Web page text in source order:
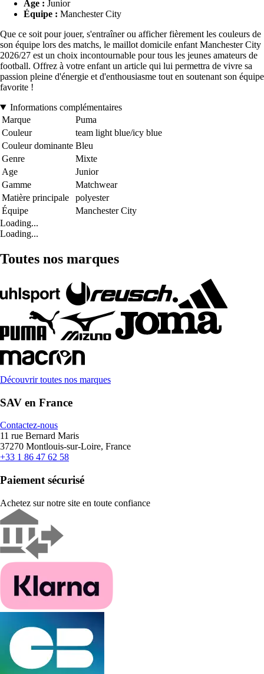
Âge : Junior
Équipe : Manchester City
Que ce soit pour jouer, s'entraîner ou afficher fièrement les couleurs de
son équipe lors des matchs, le maillot domicile enfant Manchester City
2026/27 est un choix incontournable pour tous les jeunes amateurs de
football. Offrez à votre enfant un article qui lui permettra de vivre sa
passion pleine d'énergie et d'enthousiasme tout en soutenant son équipe
favorite !
Informations complémentaires
Marque
Puma
Couleur
team light blue/icy blue
Couleur dominante Bleu
Genre
Mixte
Age
Junior
Gamme
Matchwear
Matière principale
polyester
Équipe
Manchester City
Loading...
Loading...
Toutes nos marques
Découvrir toutes nos marques
SAV en France
Contactez-nous
11 rue Bernard Maris
37270 Montlouis-sur-Loire, France
+33 1 86 47 62 58
Paiement sécurisé
Achetez sur notre site en toute confiance